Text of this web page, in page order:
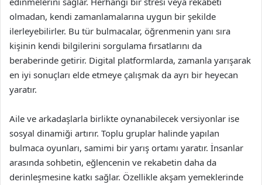
olmadan, kendi zamanlamalarına uygun bir şekilde
ilerleyebilirler. Bu tür bulmacalar, öğrenmenin yanı sıra
kişinin kendi bilgilerini sorgulama fırsatlarını da
beraberinde getirir. Digital platformlarda, zamanla yarışarak
en iyi sonuçları elde etmeye çalışmak da ayrı bir heyecan
yaratır.
Aile ve arkadaşlarla birlikte oynanabilecek versiyonlar ise
sosyal dinamiği artırır. Toplu gruplar halinde yapılan
bulmaca oyunları, samimi bir yarış ortamı yaratır. İnsanlar
arasında sohbetin, eğlencenin ve rekabetin daha da
derinleşmesine katkı sağlar. Özellikle akşam yemeklerinde